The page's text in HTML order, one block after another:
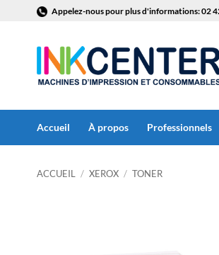
contenu
Appelez-nous pour plus d'informations: 02
Accueil À propos Professionnels
ACCUEIL / XEROX / TONER